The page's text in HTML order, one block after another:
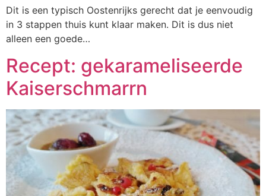
Dit is een typisch Oostenrijks gerecht dat je eenvoudig
in 3 stappen thuis kunt klaar maken. Dit is dus niet
alleen een goede…
Recept: gekarameliseerde
Kaiserschmarrn